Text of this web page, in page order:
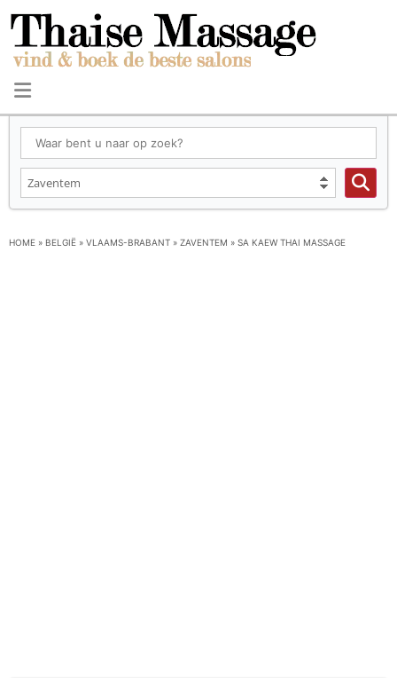
HOME » BELGIË » VLAAMS-BRABANT » ZAVENTEM » SA KAEW THAI MASSAGE